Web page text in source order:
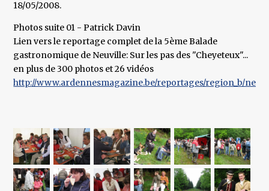
18/05/2008.
Photos suite 01 - Patrick Davin
Lien vers le reportage complet de la 5ème Balade
gastronomique de Neuville: Sur les pas des "Cheyeteux"...
en plus de 300 photos et 26 vidéos
http://www.ardennesmagazine.be/reportages/region_b/